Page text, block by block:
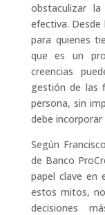
obstaculizar
efectiva.
para quienes
que es un
creencias
gestión de las
persona, sin
debe incorporar
Según
de Banco
papel clave en
estos mitos,
decisiones